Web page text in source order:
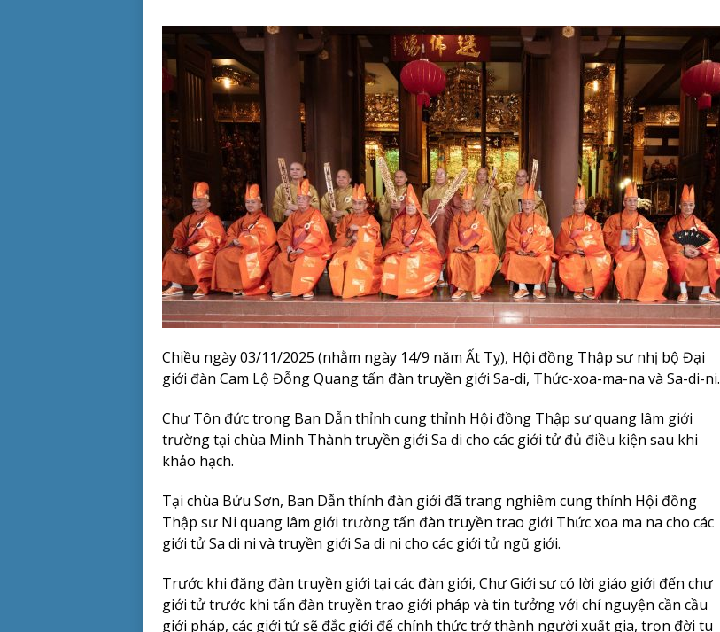
Chiều ngày 03/11/2025 (nhằm ngày 14/9 năm Ất Tỵ), Hội đồng Thập sư nhị bộ Đại
giới đàn Cam Lộ Đỗng Quang tấn đàn truyền giới Sa-di, Thức-xoa-ma-na và Sa-di-ni.
Chư Tôn đức trong Ban Dẫn thỉnh cung thỉnh Hội đồng Thập sư quang lâm giới
trường tại chùa Minh Thành truyền giới Sa di cho các giới tử đủ điều kiện sau khi
khảo hạch.
Tại chùa Bửu Sơn, Ban Dẫn thỉnh đàn giới đã trang nghiêm cung thỉnh Hội đồng
Thập sư Ni quang lâm giới trường tấn đàn truyền trao giới Thức xoa ma na cho các
giới tử Sa di ni và truyền giới Sa di ni cho các giới tử ngũ giới.
Trước khi đăng đàn truyền giới tại các đàn giới, Chư Giới sư có lời giáo giới đến chư
giới tử trước khi tấn đàn truyền trao giới pháp và tin tưởng với chí nguyện cần cầu
giới pháp, các giới tử sẽ đắc giới để chính thức trở thành người xuất gia, trọn đời tu